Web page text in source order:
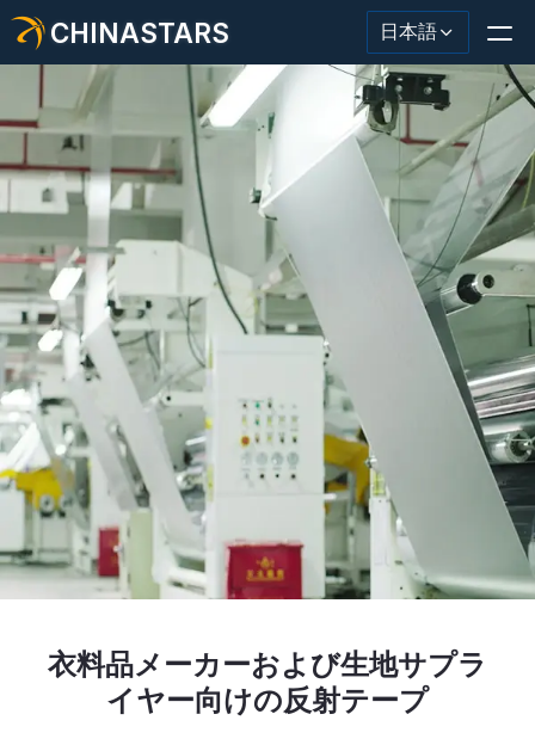
CHINASTARS 日本語
反射材・テープ
ファッション反射生地
安全服
暗闇で光る素材
工業用ウォッシュトリム
CHINASTARS について
新製品
リソース
ビデオ
衣料品メーカーおよび生地サプラ
イヤー向けの反射テープ